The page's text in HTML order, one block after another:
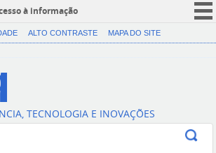
à informação
CORONAVÍRUS (COVID-19)
Canais
ALTO CONTRASTE MAPA DO SITE
TECNOLOGIA E INOVAÇÕES